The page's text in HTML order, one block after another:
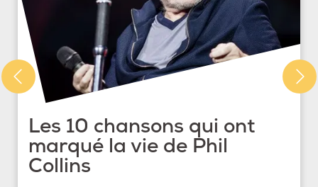
Les 10 chansons qui ont
marqué la vie de Phil
Collins